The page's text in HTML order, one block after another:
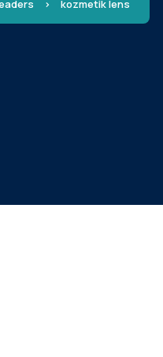
> kozmetik lens